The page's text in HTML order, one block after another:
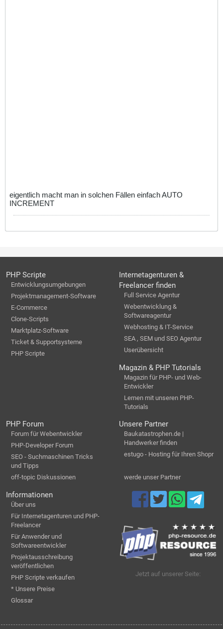
eigentlich macht man in solchen Fällen einfach AUTO
INCREMENT
PHP Scripte
Entwicklungsumgebungen
Projektmanagement-Software
E-Commerce
Clone-Scripts
Marktplatz-Software
Ticket & Supportsysteme
PHP Scripte
Internetagenturen &
Freelancer finden
Full Service Agentur
Webentwicklung &
Softwareagentur
Webhosting & IT-Service
SEA , SEM und SEO Agentur
Userübersicht
Magazin & PHP Tutorials
Magazin für PHP- und Web-
Entwickler
Lernen mit unseren PHP-
Tutorials
PHP Forum
Forum für Webentwickler
PHP-Developer Forum
SEO - Suchmaschinen Tricks
und Tipps
off-topic Diskussionen
Unsere Partner
Baukatastrophen.de |
Handwerker finden
estugo - Hosting für Ihren Shopr
werde unser Partner
Informationen
Über uns
Für Internetagenturen und PHP-
Freelancer
Für Anwender und
Softwareentwickler
Projektausschreibung
veröffentlichen
PHP Scripte verkaufen
* Unsere Preise
Glossar
Jetzt auf unserer Seite: